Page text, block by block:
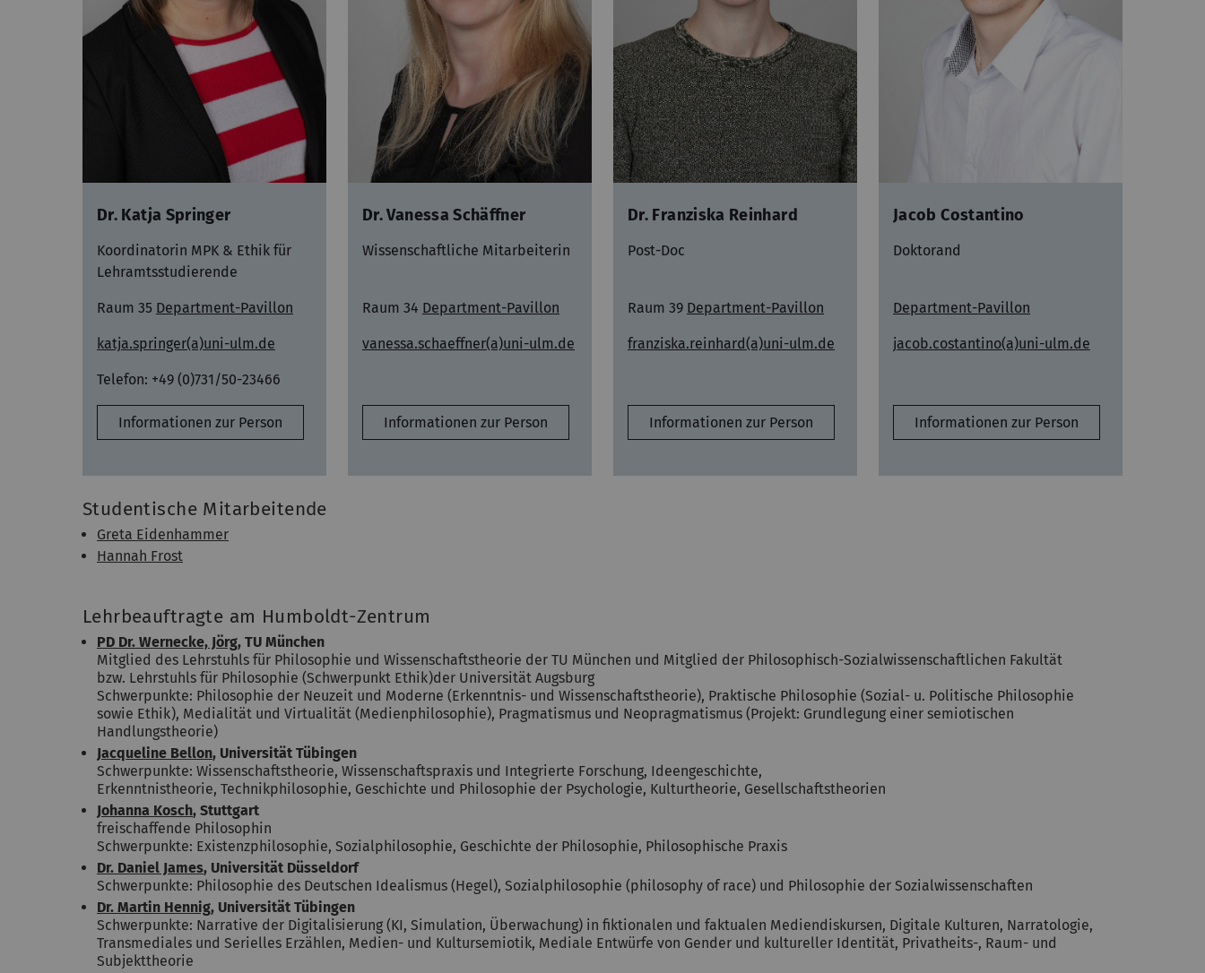
Dr. Katja Springer
Koordinatorin MPK & Ethik für
Lehramtsstudierende
Raum 35 Department-Pavillon
katja.springer(a)uni-ulm.de
Telefon: +49 (0)731/50-23466
Informationen zur Person
Dr. Vanessa Schäffner
Wissenschaftliche Mitarbeiterin
Raum 34 Department-Pavillon
vanessa.schaeffner(a)uni-ulm.de
Informationen zur Person
Dr. Franziska Reinhard
Post-Doc
Raum 39 Department-Pavillon
franziska.reinhard(a)uni-ulm.de
Informationen zur Person
Jacob Costantino
Doktorand
Department-Pavillon
jacob.costantino(a)uni-ulm.de
Informationen zur Person
Studentische Mitarbeitende
Greta Eidenhammer
Hannah Frost
Lehrbeauftragte am Humboldt-Zentrum
PD Dr. Wernecke, Jörg, TU München
Mitglied des Lehrstuhls für Philosophie und Wissenschaftstheorie der TU München und Mitglied der Philosophisch-Sozialwissenschaftlichen Fakultät
bzw. Lehrstuhls für Philosophie (Schwerpunkt Ethik)der Universität Augsburg
Schwerpunkte: Philosophie der Neuzeit und Moderne (Erkenntnis- und Wissenschaftstheorie), Praktische Philosophie (Sozial- u. Politische Philosophie
sowie Ethik), Medialität und Virtualität (Medienphilosophie), Pragmatismus und Neopragmatismus (Projekt: Grundlegung einer semiotischen
Handlungstheorie)
Jacqueline Bellon, Universität Tübingen
Schwerpunkte: Wissenschaftstheorie, Wissenschaftspraxis und Integrierte Forschung, Ideengeschichte,
Erkenntnistheorie, Technikphilosophie, Geschichte und Philosophie der Psychologie, Kulturtheorie, Gesellschaftstheorien
Johanna Kosch, Stuttgart
freischaffende Philosophin
Schwerpunkte: Existenzphilosophie, Sozialphilosophie, Geschichte der Philosophie, Philosophische Praxis
Dr. Daniel James, Universität Düsseldorf
Schwerpunkte: Philosophie des Deutschen Idealismus (Hegel), Sozialphilosophie (philosophy of race) und Philosophie der Sozialwissenschaften
Dr. Martin Hennig, Universität Tübingen
Schwerpunkte: Narrative der Digitalisierung (KI, Simulation, Überwachung) in fiktionalen und faktualen Mediendiskursen, Digitale Kulturen, Narratologie,
Transmediales und Serielles Erzählen, Medien- und Kultursemiotik, Mediale Entwürfe von Gender und kultureller Identität, Privatheits-, Raum- und
Subjekttheorie